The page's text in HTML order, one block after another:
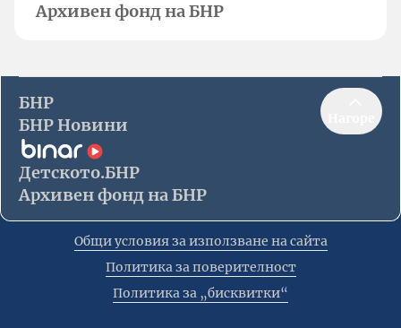
Архивен фонд на БНР
БНР
БНР Новини
Детското.БНР
Архивен фонд на БНР
Общи условия за използване на сайта
Политика за поверителност
Политика за „бисквитки“